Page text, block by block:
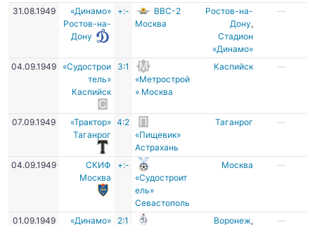
31.08.1949
«Динамо»
Ростов-на-
Дону
+:-
ВВС-2
Москва
Ростов-на-
Дону,
Стадион
«Динамо»
—
04.09.1949
«Судострои
тель»
Каспийск
3:1
«Метрострой
» Москва
Каспийск —
07.09.1949
«Трактор»
Таганрог
4:2
«Пищевик»
Астрахань
Таганрог —
04.09.1949
СКИФ
Москва
+:-
«Судостроит
ель»
Севастополь
Москва —
01.09.1949
«Динамо»
2:1
Воронеж,
—